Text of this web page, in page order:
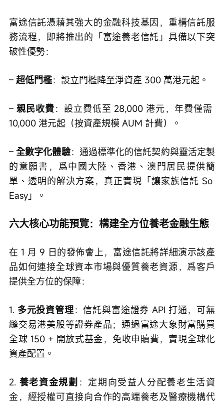
富途信託憑藉其強大的金融科技基因，重構信託服
務流程，即將推出的「富途養老信託」具備以下突
破性優勢：
– 超低門檻：設立門檻降至淨資產 300 萬港元起。
– 親民收費：設立費低至 28,000 港元，年費僅需
10,000 港元起（按資產規模 AUM 計費）。
– 全數字化體驗：通過標準化的信託契約與靈活定製
的意願書，爲中國大陸、香港、澳門居民提供簡
單、透明的解決方案，真正實現「讓家族信託 So
Easy」。
六大核心功能預覽：構建全方位養老金融生態
在 1 月 9 日的發佈會上，富途信託將詳細演示該產
品如何連接全球資本市場與優質養老資源，爲客戶
提供全方位的保障：
1. 多元投資管理：信託與富途證券 API 打通，可無
縫交易港美股等證券產品；通過富途大象財富購買
全球 150 + 開放式基金，免收申贖費，實現全球化
資產配置。
2. 養老資金規劃 ：定期向受益人分配養老生活資
金，經授權可直接向合作的高端養老及醫療機構代